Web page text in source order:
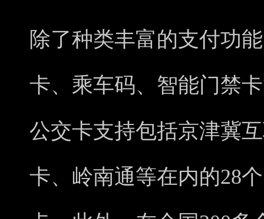
除了种类丰富的支付功
卡、乘车码、智能门禁
公交卡支持包括京津冀
卡、岭南通等在内的28